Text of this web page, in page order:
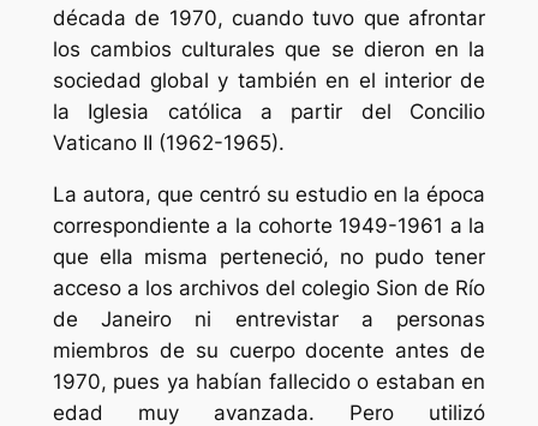
década de 1970, cuando tuvo que afrontar
los cambios culturales que se dieron en la
sociedad global y también en el interior de
la Iglesia católica a partir del Concilio
Vaticano II (1962-1965).
La autora, que centró su estudio en la época
correspondiente a la cohorte 1949-1961 a la
que ella misma perteneció, no pudo tener
acceso a los archivos del colegio Sion de Río
de Janeiro ni entrevistar a personas
miembros de su cuerpo docente antes de
1970, pues ya habían fallecido o estaban en
edad muy avanzada. Pero utilizó